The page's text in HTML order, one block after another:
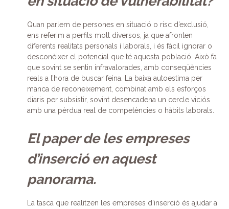
Quan parlem de persones en situació o risc d’exclusió,
ens referim a perfils molt diversos, ja que afronten
diferents realitats personals i laborals, i és fàcil ignorar o
desconèixer el potencial que té aquesta població. Això fa
que sovint se sentin infravalorades, amb conseqüències
reals a l’hora de buscar feina. La baixa autoestima per
manca de reconeixement, combinat amb els esforços
diaris per subsistir, sovint desencadena un cercle viciós
amb una pèrdua real de competències o hàbits laborals.
El paper de les empreses
d’inserció en aquest
panorama.
La tasca que realitzen les empreses d’inserció és ajudar a